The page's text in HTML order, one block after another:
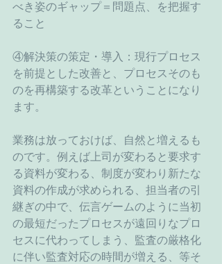
べき姿のギャップ＝問題点、を把握す
ること
④解決策の策定・導入：現行プロセス
を前提とした改善と、プロセスそのも
のを再構築する改革ということになり
ます。
業務は放っておけば、自然と増えるも
のです。例えば上司が変わると要求す
る資料が変わる、制度が変わり新たな
資料の作成が求められる、担当者の引
継ぎの中で、伝言ゲームのように当初
の最短だったプロセスが遠回りなプロ
セスに代わってしまう、監査の厳格化
に伴い監査対応の時間が増える、等そ